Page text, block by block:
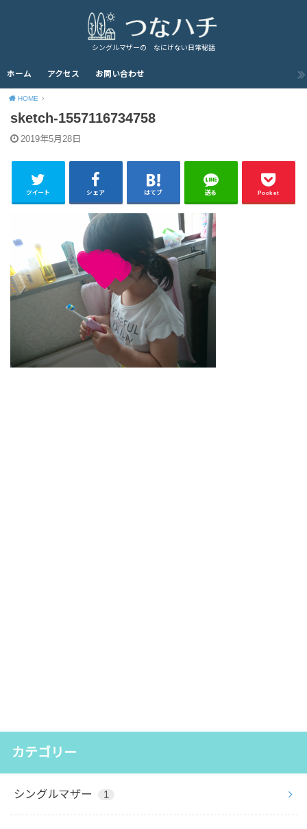
シングルマザーの なにげない日常秘話
ホーム アクセス お問い合わせ
HOME
sketch-1557116734758
2019年5月28日
ツイート シェア はてブ 送る Pocket
カテゴリー
シングルマザー 1